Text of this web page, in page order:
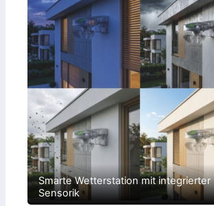
Smarte Wetterstation mit integrierter
Sensorik